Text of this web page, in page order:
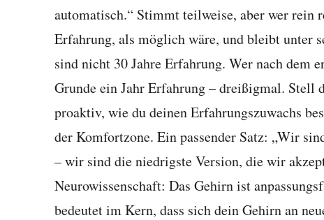
automatisch.“ Stimmt teilweise, aber wer
Erfahrung, als möglich wäre, und bleibt unter
sind nicht 30 Jahre Erfahrung. Wer nach dem
Grunde ein Jahr Erfahrung – dreißigmal. Stell
proaktiv, wie du deinen Erfahrungszuwachs
der Komfortzone. Ein passender Satz: „Wir
– wir sind die niedrigste Version, die wir
Neurowissenschaft: Das Gehirn ist
bedeutet im Kern, dass sich dein Gehirn an